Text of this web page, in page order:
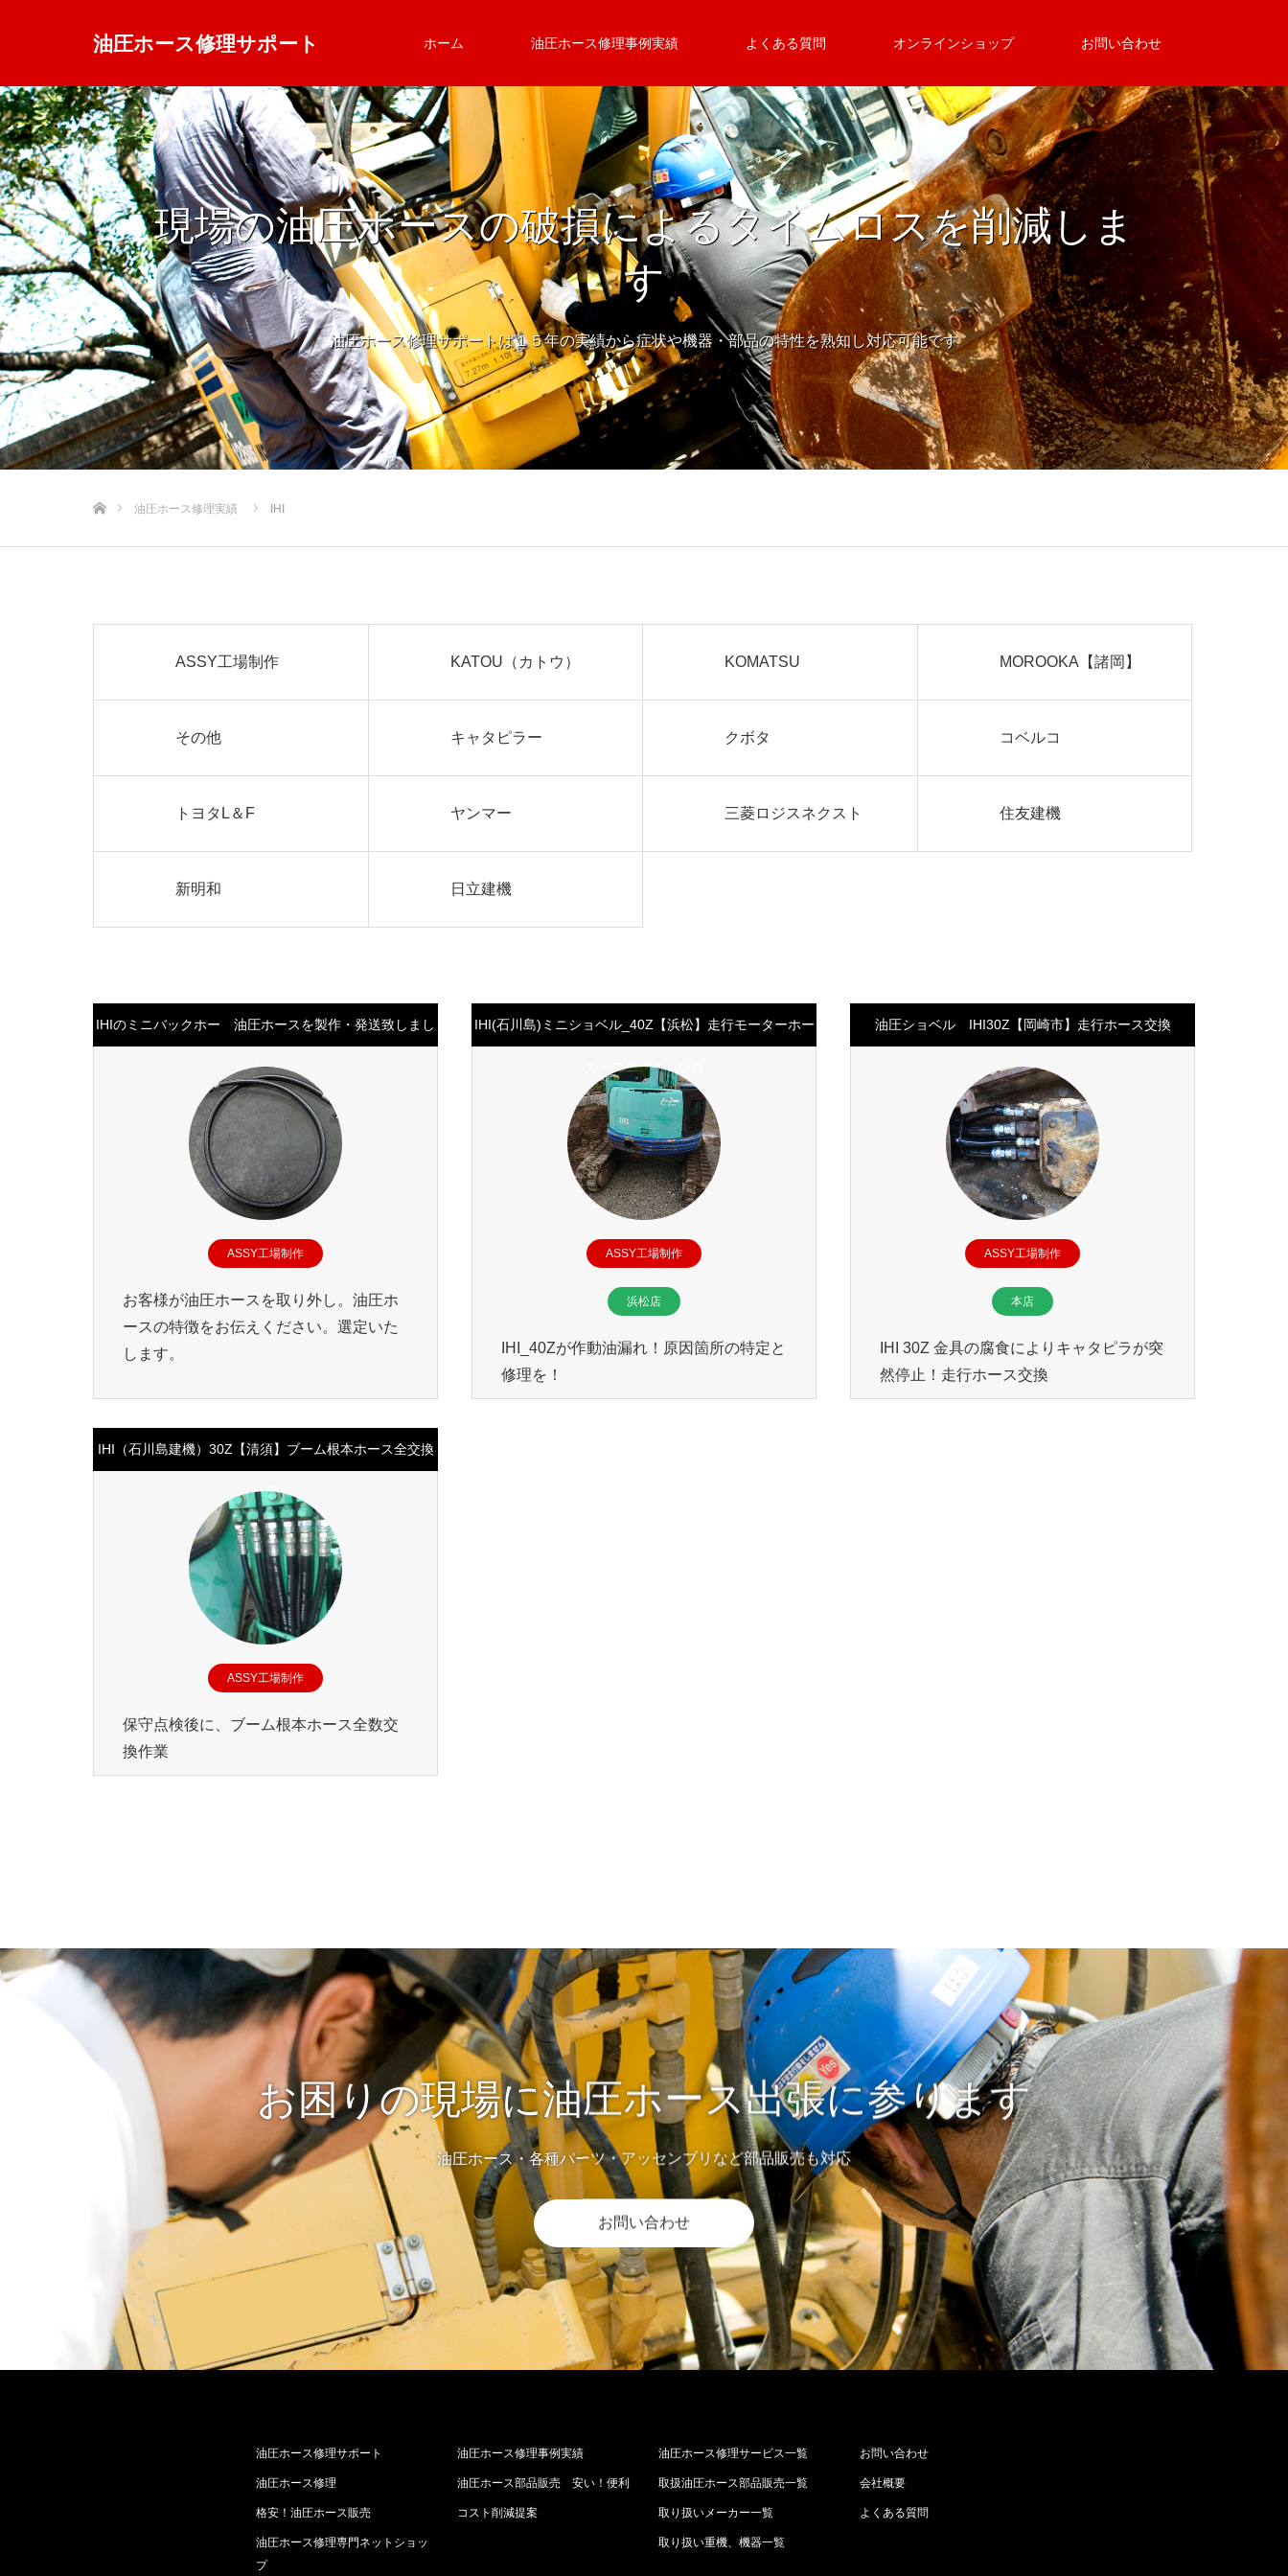
油圧ホース修理サポート ホーム 油圧ホース修理事例実績 よくある質問 オンラインショップ お問い合わせ
現場の油圧ホースの破損によるタイムロスを削減しま
す
油圧ホース修理サポートは１５年の実績から症状や機器・部品の特性を熟知し対応可能です
油圧ホース修理実績 IHI
ASSY工場制作 KATOU（カトウ） KOMATSU MOROOKA【諸岡】
その他 キャタピラー クボタ コベルコ
トヨタL＆F ヤンマー 三菱ロジスネクスト 住友建機
新明和 日立建機
IHIのミニバックホー 油圧ホースを製作・発送致しまし
た。
ASSY工場制作
お客様が油圧ホースを取り外し。油圧ホ
ースの特徴をお伝えください。選定いた
します。
IHI(石川島)ミニショベル_40Z【浜松】走行モーターホー
ス・アダプター交換
ASSY工場制作
浜松店
IHI_40Zが作動油漏れ！原因箇所の特定と
修理を！
油圧ショベル IHI30Z【岡崎市】走行ホース交換
ASSY工場制作
本店
IHI 30Z 金具の腐食によりキャタピラが突
然停止！走行ホース交換
IHI（石川島建機）30Z【清須】ブーム根本ホース全交換
作業
ASSY工場制作
保守点検後に、ブーム根本ホース全数交
換作業
お困りの現場に油圧ホース出張に参ります
油圧ホース・各種パーツ・アッセンブリなど部品販売も対応
お問い合わせ
油圧ホース修理サポート
油圧ホース修理
格安！油圧ホース販売
油圧ホース修理専門ネットショッ
プ
油圧ホース修理事例実績
油圧ホース部品販売 安い！便利
コスト削減提案
油圧ホース修理サービス一覧
取扱油圧ホース部品販売一覧
取り扱いメーカー一覧
取り扱い重機、機器一覧
お問い合わせ
会社概要
よくある質問